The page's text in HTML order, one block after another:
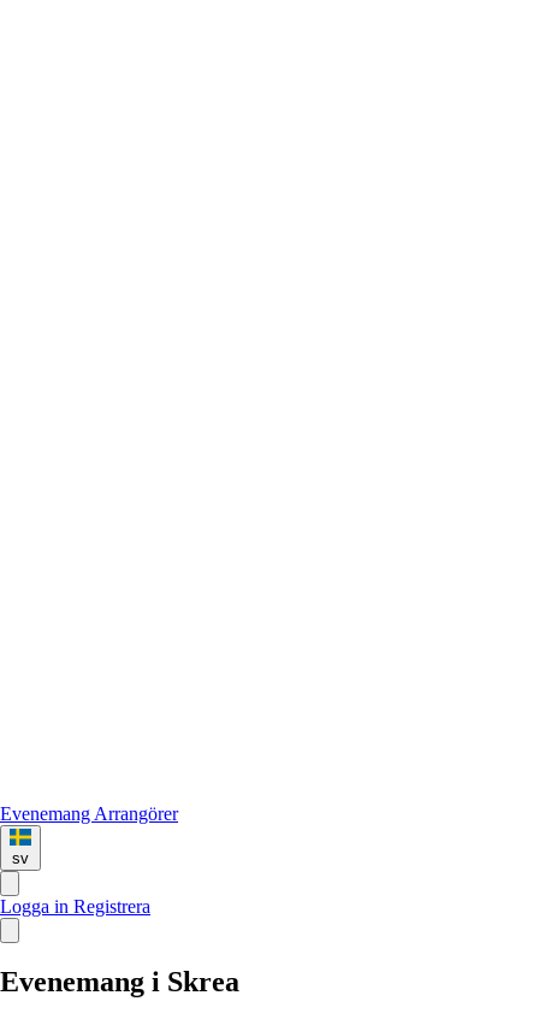
Evenemang Arrangörer
sv
Logga in Registrera
Evenemang i Skrea